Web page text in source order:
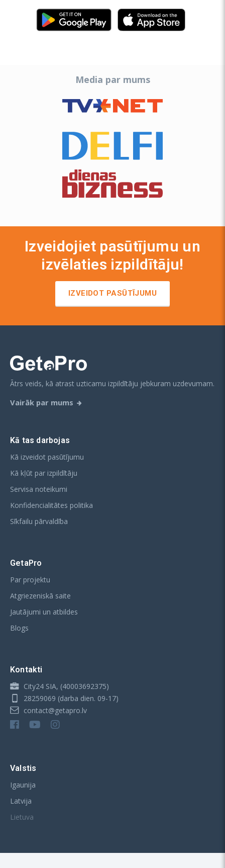
Media par mums
Izveidojiet pasūtījumu un
izvēlaties izpildītāju!
IZVEIDOT PASŪTĪJUMU
Ātrs veids, kā atrast uzticamu izpildītāju jebkuram uzdevumam.
Vairāk par mums
Kā tas darbojas
Kā izveidot pasūtījumu
Kā kļūt par izpildītāju
Servisa noteikumi
Konfidencialitātes politika
Sīkfailu pārvaldība
GetaPro
Par projektu
Atgriezeniskā saite
Jautājumi un atbildes
Blogs
Kontakti
City24 SIA, (40003692375)
28259069 (darba dien. 09-17)
contact@getapro.lv
Valstis
Igaunija
Latvija
Lietuva